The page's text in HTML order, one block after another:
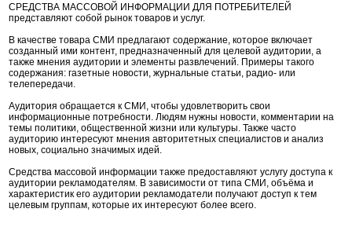
СРЕДСТВА МАССОВОЙ ИНФОРМАЦИИ ДЛЯ ПОТРЕБИТЕЛЕЙ
представляют собой рынок товаров и услуг.
В качестве товара СМИ предлагают содержание, которое включает
созданный ими контент, предназначенный для целевой аудитории, а
также мнения аудитории и элементы развлечений. Примеры такого
содержания: газетные новости, журнальные статьи, радио- или
телепередачи.
Аудитория обращается к СМИ, чтобы удовлетворить свои
информационные потребности. Людям нужны новости, комментарии на
темы политики, общественной жизни или культуры. Также часто
аудиторию интересуют мнения авторитетных специалистов и анализ
новых, социально значимых идей.
Средства массовой информации также предоставляют услугу доступа к
аудитории рекламодателям. В зависимости от типа СМИ, объёма и
характеристик его аудитории рекламодатели получают доступ к тем
целевым группам, которые их интересуют более всего.